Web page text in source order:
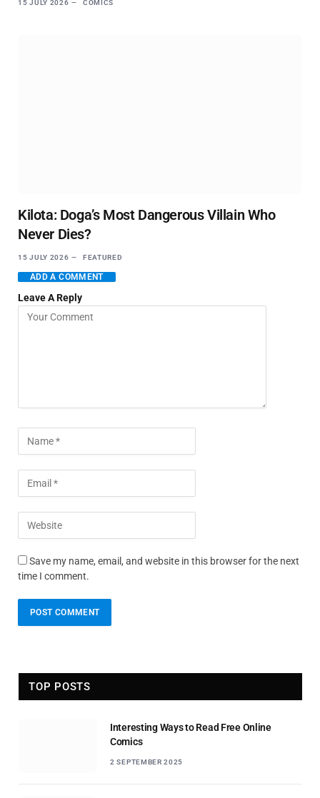
15 JULY 2026 COMICS
Kilota: Doga’s Most Dangerous Villain Who
Never Dies?
15 JULY 2026 FEATURED
ADD A COMMENT
Leave A Reply
Save my name, email, and website in this browser for the next
time I comment.
TOP POSTS
Interesting Ways to Read Free Online
Comics
2 SEPTEMBER 2025